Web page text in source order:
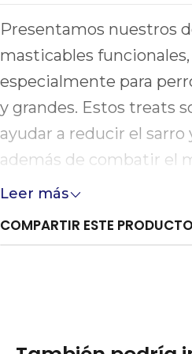
Presentamos nuestros
masticables
especialmente para
y grandes. Estos treats
ayudar a reducir el sarro
además de combatir el
asegurando así una
Leer más
COMPARTIR ESTE PRODUCTO